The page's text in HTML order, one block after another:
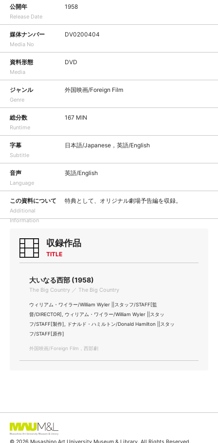
公開年
Release Date
1958
媒体ナンバー
Media No
DV0200404
資料形態
Media
DVD
ジャンル
Genre
外国映画/Foreign Film
総分数
Runtime
167 MIN
字幕
Subtitle
日本語/Japanese，英語/English
音声
Language
英語/English
この資料について
Additional
Information
特典として、オリジナル劇場予告編を収録。
収録作品
TITLE
大いなる西部 (1958)
The Big Country ／ The Big Country
ウィリアム・ワイラー/William Wyler ||スタッフ/STAFF[監
督/DIRECTOR], ウィリアム・ワイラー/William Wyler ||スタッ
フ/STAFF[製作], ドナルド・ハミルトン/Donald Hamilton ||スタッ
フ/STAFF[原作]
外国映画/Foreign Film，西部劇